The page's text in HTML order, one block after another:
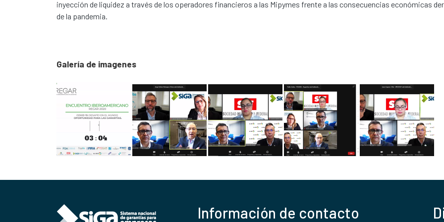
inyección de liquidez a través de los operadores financieros a las Mipymes frente a las consecuencias económicas
de la pandemia.
Galería de imagenes
Información de contacto